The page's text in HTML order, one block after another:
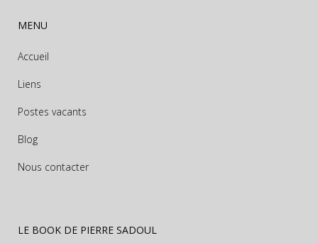
MENU
Accueil
Liens
Postes vacants
Blog
Nous contacter
LE BOOK DE PIERRE SADOUL